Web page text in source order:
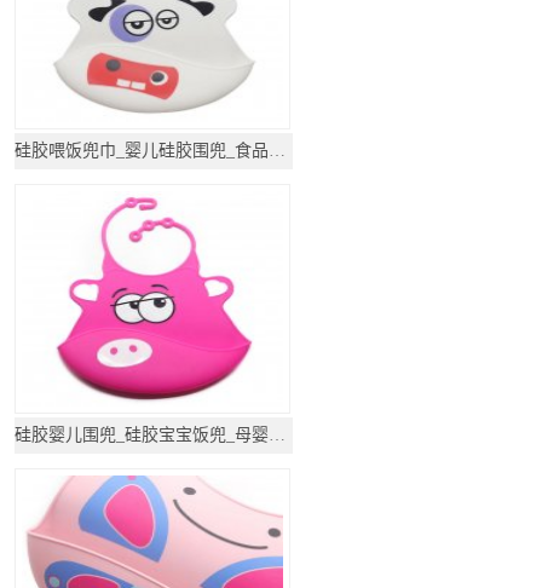
硅胶喂饭兜巾_婴儿硅胶围兜_食品级硅胶饭兜
硅胶婴儿围兜_硅胶宝宝饭兜_母婴用品